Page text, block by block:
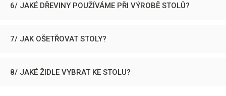
6/ JAKÉ DŘEVINY POUŽÍVÁME PŘI VÝROBĚ STOLŮ?
7/ JAK OŠETŘOVAT STOLY?
8/ JAKÉ ŽIDLE VYBRAT KE STOLU?